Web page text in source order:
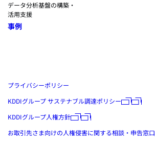
プライバシーポリシー
KDDIグループ サステナブル調達ポリシー
KDDIグループ人権方針
お取引先さま向けの人権侵害に関する相談・申告窓口
データ分析基盤の構築・
活用支援
事例